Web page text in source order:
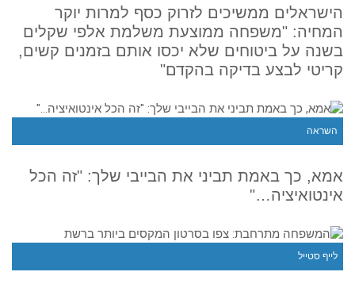
הישראלים ממשיכים לזרוק כסף למרות יוקר
המחיה: "משפחה ממוצעת משלמת אלפי שקלים
בשנה על ביטוחים שלא יכסו אותם בזמנים קשים,
קריטי לבצע בדיקה בהקדם"
השראה
אמא, כך באמת תביני את הבייבי שלך: "זה הכל
אינטואיציה…"
לייף סטייל